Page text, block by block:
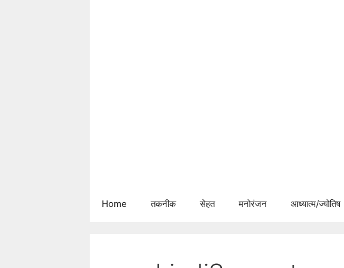
Home तकनीक सेहत मनोरंजन आध्यात्म/ज्योतिष